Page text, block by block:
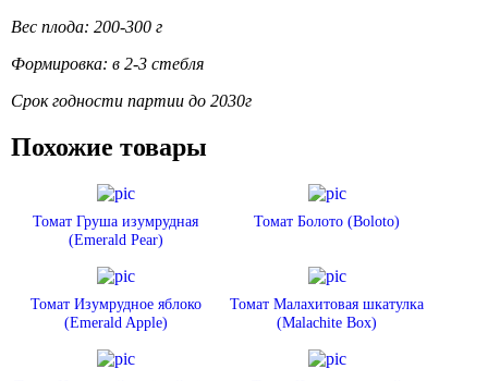
Вес плода: 200-300 г
Формировка: в 2-3 стебля
Срок годности партии до 2030г
Похожие товары
Томат Груша изумрудная
(Emerald Pear)
Томат Болото (Boloto)
Томат Изумрудное яблоко
(Emerald Apple)
Томат Малахитовая шкатулка
(Malachite Box)